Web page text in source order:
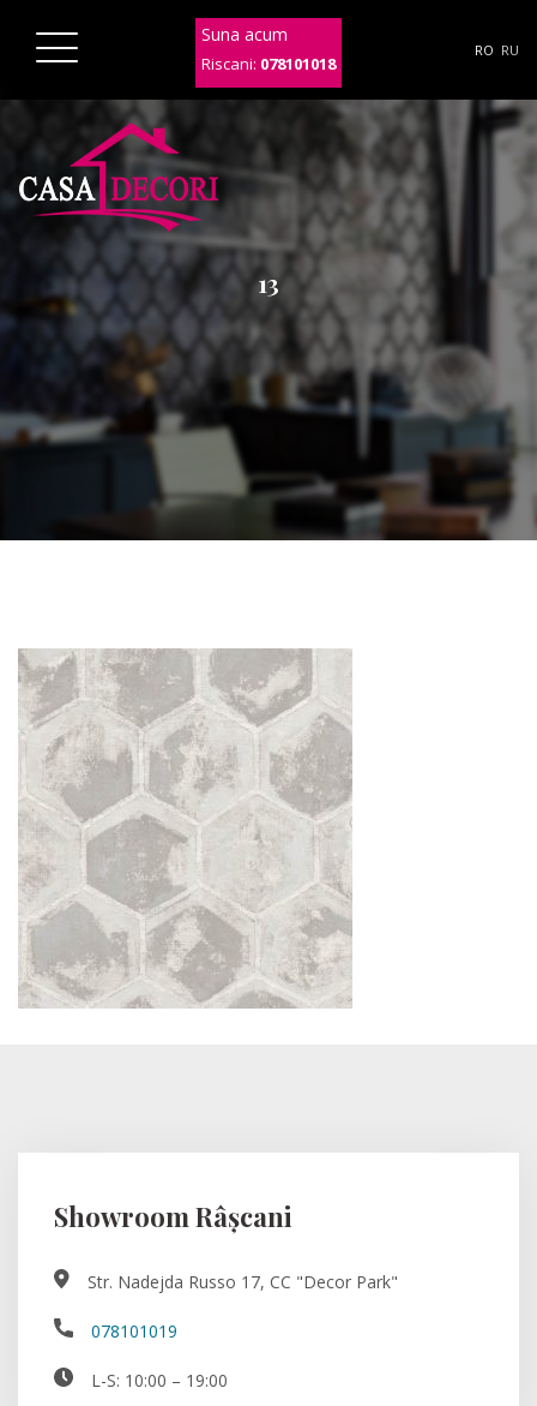
Suna acum
Riscani: 078101018
RO RU
13
Showroom Râșcani
Str. Nadejda Russo 17, CC "Decor Park"
078101019
L-S: 10:00 – 19:00